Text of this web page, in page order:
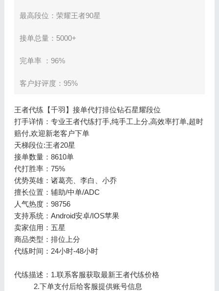
最高段位：荣耀王者90星
接单总量：5000+
完单率 ：96%
客户好评度：95%
王者代练【千羽】接单代打排位钻石星耀段位
打手详情：专业王者代练打手,纯手工上分,高效率打单,超时
赔付,欢迎新老客户下单
天梯段位:王者20星
接单数量：8610单
代打胜率：75%
优势英雄：诸葛亮、李白、小乔
擅长位置：辅助/中单/ADC
人气热度：98756
支持系统：Android安卓/IOS苹果
卖家信用：五星
商品类型：排位上分
代练时间：24小时-48小时
代练描述：1.联系客服获取最新王者代练价格
2.下单支付后给客服提供账号信息